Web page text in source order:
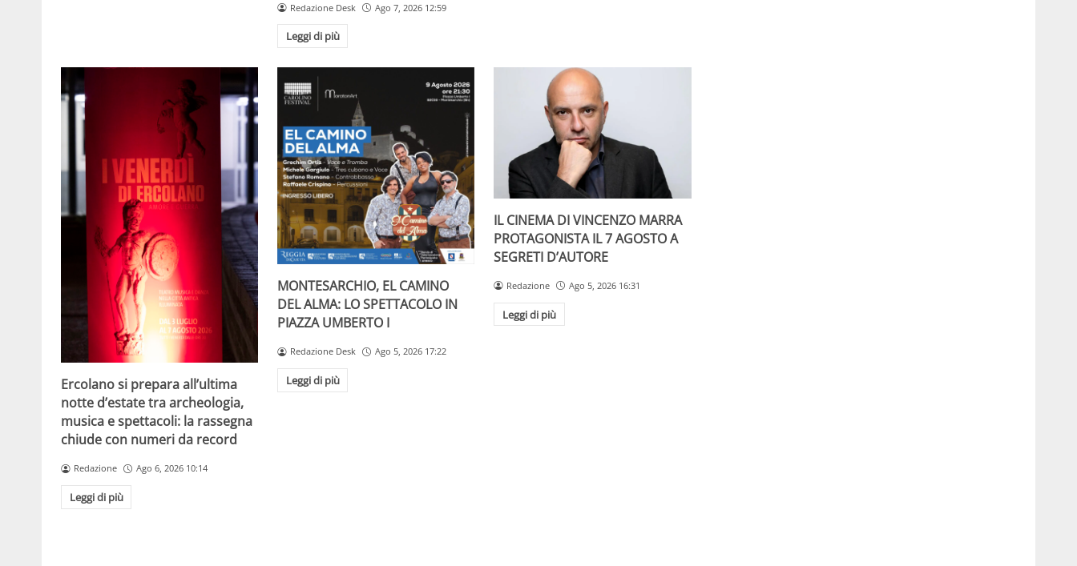
Redazione Desk Ago 7, 2026 12:59
Leggi di più
Ercolano si prepara all’ultima
notte d’estate tra archeologia,
musica e spettacoli: la rassegna
chiude con numeri da record
Redazione Ago 6, 2026 10:14
Leggi di più
MONTESARCHIO, EL CAMINO
DEL ALMA: LO SPETTACOLO IN
PIAZZA UMBERTO I
Redazione Desk Ago 5, 2026 17:22
Leggi di più
IL CINEMA DI VINCENZO MARRA
PROTAGONISTA IL 7 AGOSTO A
SEGRETI D’AUTORE
Redazione Ago 5, 2026 16:31
Leggi di più